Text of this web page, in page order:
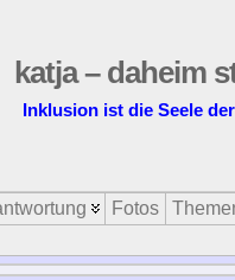
katja – daheim
Inklusion ist die Seele
Fotos